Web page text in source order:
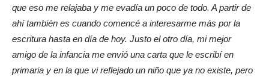
que eso me relajaba y me evadía un poco de todo. A partir de
ahí también es cuando comencé a interesarme más por la
escritura hasta en día de hoy. Justo el otro día, mi mejor
amigo de la infancia me envió una carta que le escribí en
primaria y en la que vi reflejado un niño que ya no existe, pero